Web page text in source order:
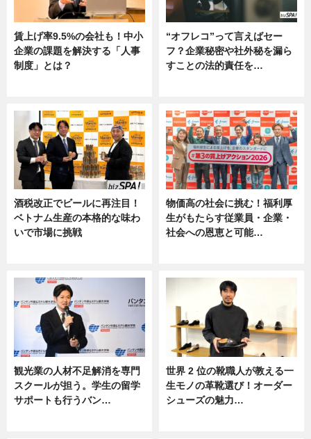
賃上げ率9.5%の会社も！中小
企業の課題を解決する「人事
制度」とは？
“オフレコ”って言えばセー
フ？企業秘密や社外秘を漏ら
すことの法的責任を…
酒税改正でビールに再注目！
ベトナム生産の本格的な味わ
いで市場に挑戦
物価高の社会に挑む！福利厚
生がもたらす従業員・企業・
社会への恩恵と可能…
観光業の人材不足解消を専門
スクールが担う。学生の留学
サポートも行うバン…
世界 2 位の靴職人が教える一
生モノの革靴選び！オーダー
シューズの魅力…